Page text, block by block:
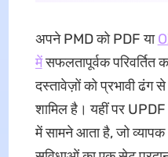
अपने PMD को PDF या
मेंसफलतापूर्वक परिवर्तित
दस्तावेज़ों को प्रभावी ढंग
शामिल है। यहीं पर
में सामने आता है, जो